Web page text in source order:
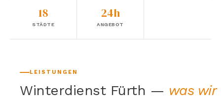
18
STÄDTE
24h
ANGEBOT
LEISTUNGEN
Winterdienst Fürth — was wir